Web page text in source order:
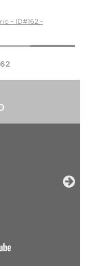
- ID#162 -